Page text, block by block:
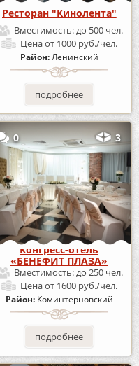
Ресторан "Кинолента"
Вместимость:до 500 чел.
Ценаот 1000 руб./чел.
Район:Ленинский
подробнее
0 3
Конгресс-отель
«БЕНЕФИТ ПЛАЗА»
Вместимость:до 250 чел.
Ценаот 1600 руб./чел.
Район: Коминтерновский
подробнее